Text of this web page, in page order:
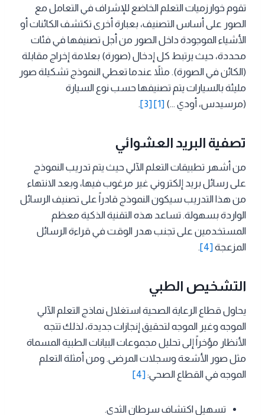
تقوم خوارزميات التعلم الخاضع للإشراف في التعامل مع
الصور على أساس التصنيف، بعبارة أخرى تكتشف الكائنات أو
الأشياء الموجودة داخل الصور من أجل تصنيفها في فئات
محددة، حيث يرتبط كل إدخال (صورة) بعلامة إخراج مقابلة
(الكائن في الصورة). مثلاً عندما تعطي النموذج تشكيلة صور
مليئة بالسيارات يتم تصنيفها حسب نوع السيارة
(مرسيدس، أودي …) [1]
[3]
.
تصفية البريد العشوائي
من أشهر تطبيقات التعلم الآلي حيث يتم تدريب النموذج
على رسائل بريد إلكتروني غير مرغوب فيها، وبعد الانتهاء
من هذا التدريب سيكون النموذج قادراً على تصنيف الرسائل
الواردة بسهولة. تساعد هذه التقنية الذكية معظم
المستخدمين على تجنب هدر الوقت في قراءة الرسائل
المزعجة[4]
.
التشخيص الطبي
يحاول قطاع الرعاية الصحية استغلال نماذج التعلم الآلي
الموجه وغير الموجه لتحقيق إنجازات جديدة، لذلك تتجه
الأنظار مؤخراً إلى تحليل مجموعات البيانات الطبية المسماة
مثل صور الأشعة وسجلات المرضى. ومن أمثلة التعلم
الموجه في القطاع الصحي:[4]
تسهيل اكتشاف سرطان الثدي.